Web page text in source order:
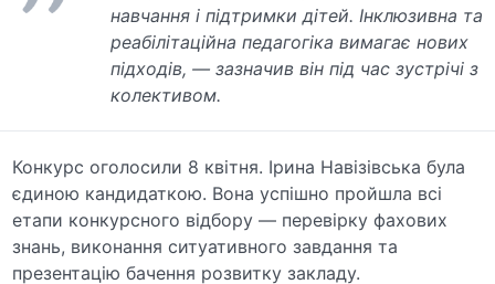
навчання і підтримки дітей. Інклюзивна та
реабілітаційна педагогіка вимагає нових
підходів, — зазначив він під час зустрічі з
колективом.
Конкурс оголосили 8 квітня. Ірина Навізівська була
єдиною кандидаткою. Вона успішно пройшла всі
етапи конкурсного відбору — перевірку фахових
знань, виконання ситуативного завдання та
презентацію бачення розвитку закладу.